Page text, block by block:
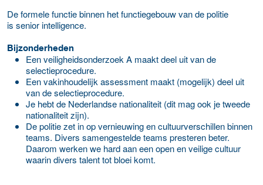
De formele functie binnen het functiegebouw van de politie
is senior intelligence.
Bijzonderheden
Een veiligheidsonderzoek A maakt deel uit van de
selectieprocedure.
Een vakinhoudelijk assessment maakt (mogelijk) deel uit
van de selectieprocedure.
Je hebt de Nederlandse nationaliteit (dit mag ook je tweede
nationaliteit zijn).
De politie zet in op vernieuwing en cultuurverschillen binnen
teams. Divers samengestelde teams presteren beter.
Daarom werken we hard aan een open en veilige cultuur
waarin divers talent tot bloei komt.